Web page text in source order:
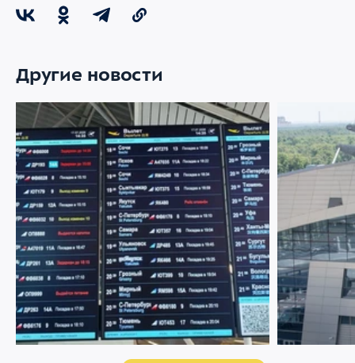
Другие новости
22 ИЮЛЯ 2026 2066
Меняемся ради комфорта пассажиров
21 ИЮЛЯ 2026
Аэропорт
партнером